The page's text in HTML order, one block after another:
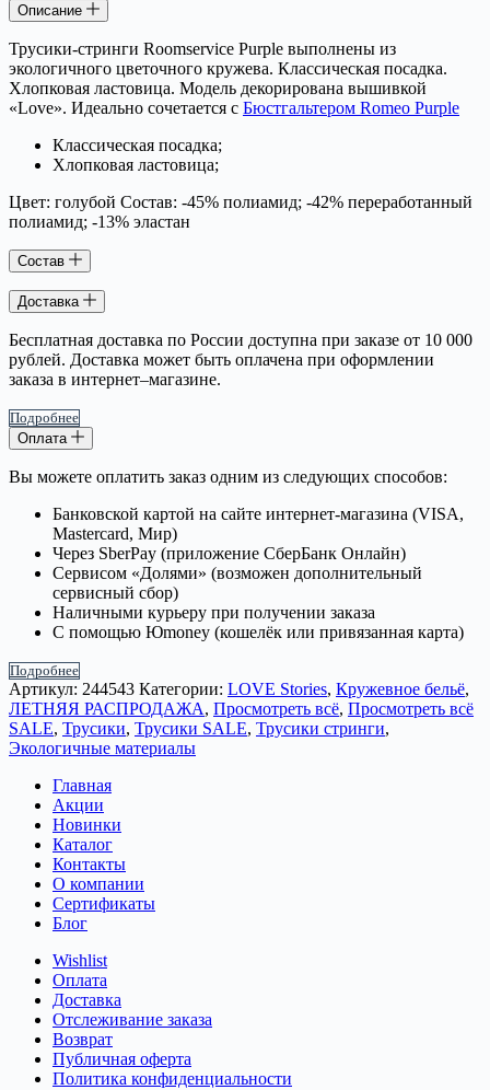
Описание
Трусики-стринги Roomservice Purple выполнены из
экологичного цветочного кружева. Классическая посадка.
Хлопковая ластовица. Модель декорирована вышивкой
«Love». Идеально сочетается с Бюстгальтером Romeo Purple
Классическая посадка;
Хлопковая ластовица;
Цвет: голубой Состав: -45% полиамид; -42% переработанный
полиамид; -13% эластан
Состав
Доставка
Бесплатная доставка по России доступна при заказе от 10 000
рублей. Доставка может быть оплачена при оформлении
заказа в интернет–магазине.
Подробнее
Оплата
Вы можете оплатить заказ одним из следующих способов:
Банковской картой на сайте интернет-магазина (VISA,
Mastercard, Мир)
Через SberPay (приложение СберБанк Онлайн)
Сервисом «Долями» (возможен дополнительный
сервисный сбор)
Наличными курьеру при получении заказа
С помощью Юmoney (кошелёк или привязанная карта)
Подробнее
Артикул: 244543 Категории: LOVE Stories, Кружевное бельё,
ЛЕТНЯЯ РАСПРОДАЖА, Просмотреть всё, Просмотреть всё
SALE, Трусики, Трусики SALE, Трусики стринги,
Экологичные материалы
Главная
Акции
Новинки
Каталог
Контакты
О компании
Сертификаты
Блог
Wishlist
Оплата
Доставка
Отслеживание заказа
Возврат
Публичная оферта
Политика конфиденциальности